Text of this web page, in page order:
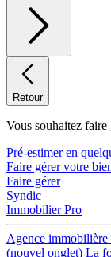
Retour
Vous souhaitez
Pré-estimer en
Faire gérer votre
Faire gérer
Syndic
Immobilier Pro
Agence immobilière
(nouvel onglet) La